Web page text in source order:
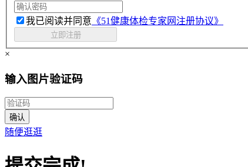
我已阅读并同意 《51健康体检专家网注册协议》
立即注册
×
输入图片验证码
确认
随便逛逛